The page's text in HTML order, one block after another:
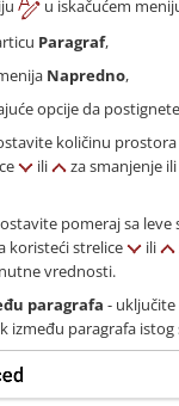
u iskačućem
Paragraf,
Napredno,
opcije da
količinu
ili
za smanjenje
pomeraj sa leve
koristeći strelice
ili
vrednosti.
paragrafa -
između paragrafa istog